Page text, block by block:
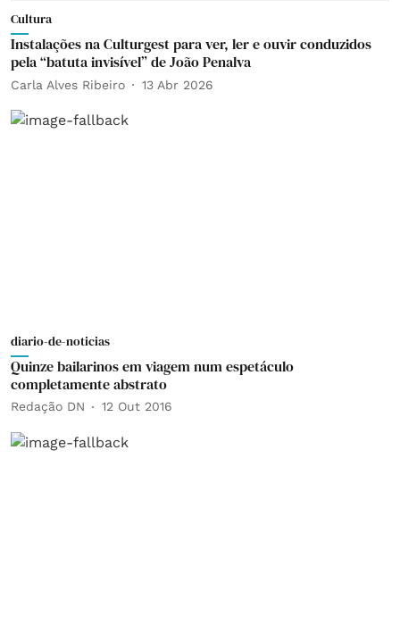
Cultura
Instalações na Culturgest para ver, ler e ouvir conduzidos
pela “batuta invisível” de João Penalva
Carla Alves Ribeiro 13 Abr 2026
diario-de-noticias
Quinze bailarinos em viagem num espetáculo
completamente abstrato
Redação DN 12 Out 2016